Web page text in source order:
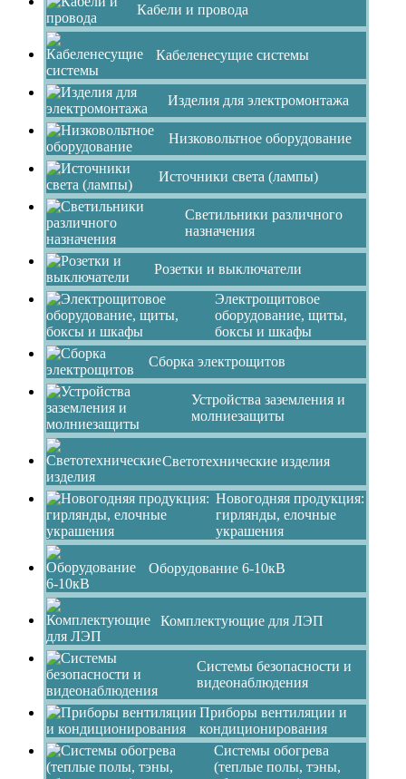
Кабели и провода
Кабеленесущие системы
Изделия для электромонтажа
Низковольтное оборудование
Источники света (лампы)
Светильники различного
назначения
Розетки и выключатели
Электрощитовое
оборудование, щиты,
боксы и шкафы
Сборка электрощитов
Устройства заземления и
молниезащиты
Светотехнические изделия
Новогодняя продукция:
гирлянды, елочные
украшения
Оборудование 6-10кВ
Комплектующие для ЛЭП
Системы безопасности и
видеонаблюдения
Приборы вентиляции и
кондиционирования
Системы обогрева
(теплые полы, тэны,